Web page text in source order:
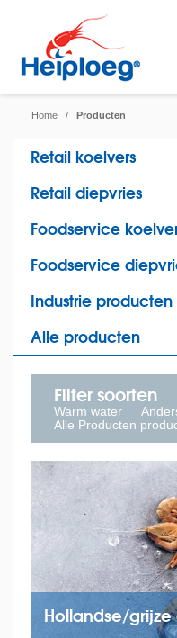
Home / Producten
Retail koelvers
Retail diepvries
Foodservice
Foodservice
Industrie producten
Alle producten
Filter soorten
Warm water
Alle Producten
Hollandse/